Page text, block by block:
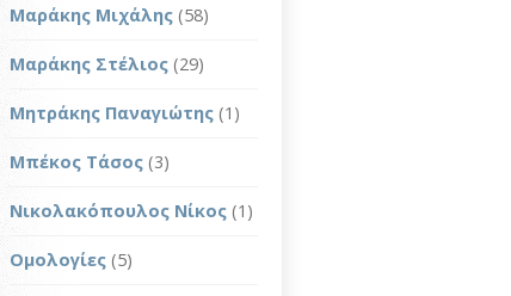
Μαράκης Μιχάλης (58)
Μαράκης Στέλιος (29)
Μητράκης Παναγιώτης (1)
Μπέκος Τάσος (3)
Νικολακόπουλος Νίκος (1)
Ομολογίες (5)